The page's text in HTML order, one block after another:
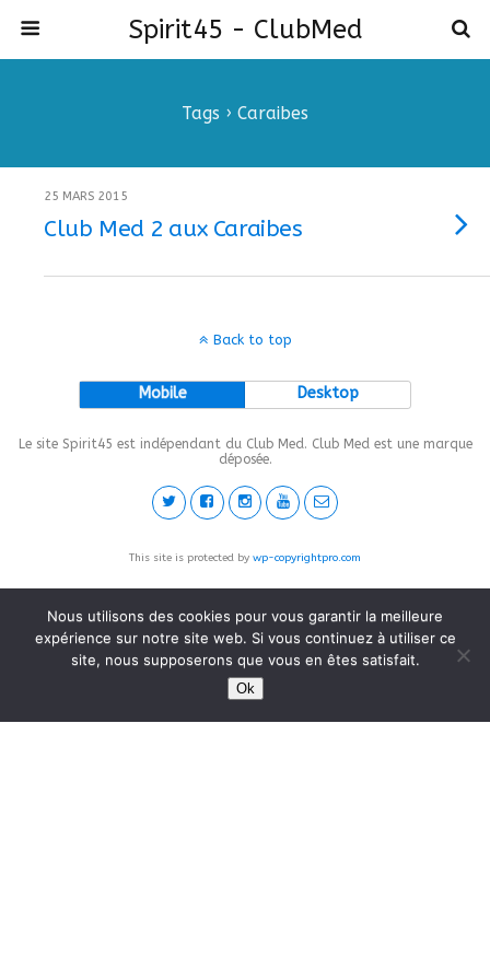
Spirit45 - ClubMed
Tags › Caraibes
25 MARS 2015
Club Med 2 aux Caraibes
Back to top
Mobile Desktop
Le site Spirit45 est indépendant du Club Med. Club Med est une marque
déposée.
This site is protected by wp-copyrightpro.com
Nous utilisons des cookies pour vous garantir la meilleure
expérience sur notre site web. Si vous continuez à utiliser ce
site, nous supposerons que vous en êtes satisfait.
Ok